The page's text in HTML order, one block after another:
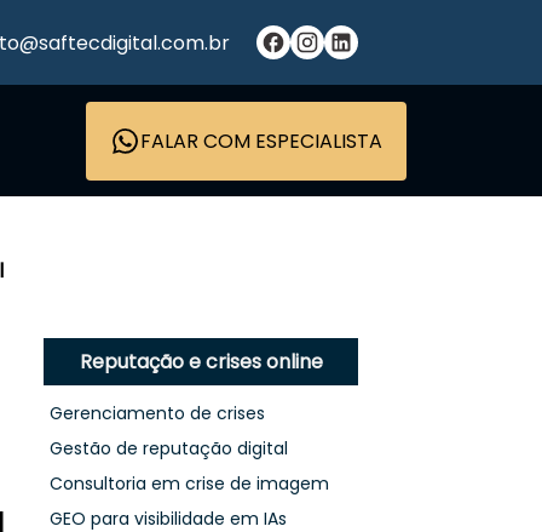
FALAR COM ESPECIALISTA
Reputação e crises online
Gerenciamento de crises
Gestão de reputação digital
Consultoria em crise de imagem
GEO para visibilidade em IAs